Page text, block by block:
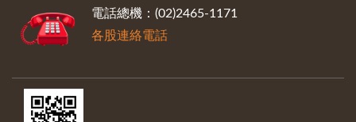
電話總機：(02)2465-1171
各股連絡電話